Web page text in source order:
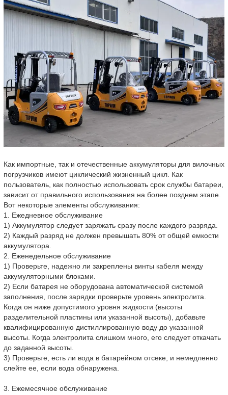
Как импортные, так и отечественные аккумуляторы для вилочных
погрузчиков имеют циклический жизненный цикл. Как
пользователь, как полностью использовать срок службы батареи,
зависит от правильного использования на более позднем этапе.
Вот некоторые элементы обслуживания:
1. Ежедневное обслуживание
1) Аккумулятор следует заряжать сразу после каждого разряда.
2) Каждый разряд не должен превышать 80% от общей емкости
аккумулятора.
2. Еженедельное обслуживание
1) Проверьте, надежно ли закреплены винты кабеля между
аккумуляторными блоками.
2) Если батарея не оборудована автоматической системой
заполнения, после зарядки проверьте уровень электролита.
Когда он ниже допустимого уровня жидкости (высоты
разделительной пластины или указанной высоты), добавьте
квалифицированную дистиллированную воду до указанной
высоты. Когда электролита слишком много, его следует откачать
до заданной высоты.
3) Проверьте, есть ли вода в батарейном отсеке, и немедленно
слейте ее, если вода обнаружена.
3. Ежемесячное обслуживание